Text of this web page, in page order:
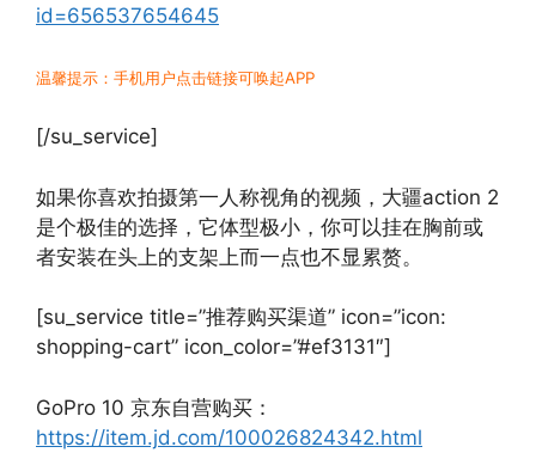
id=656537654645
温馨提示：手机用户点击链接可唤起APP
[/su_service]
如果你喜欢拍摄第一人称视角的视频，大疆action 2
是个极佳的选择，它体型极小，你可以挂在胸前或
者安装在头上的支架上而一点也不显累赘。
[su_service title=”推荐购买渠道” icon=”icon:
shopping-cart” icon_color=”#ef3131″]
GoPro 10 京东自营购买：
https://item.jd.com/100026824342.html